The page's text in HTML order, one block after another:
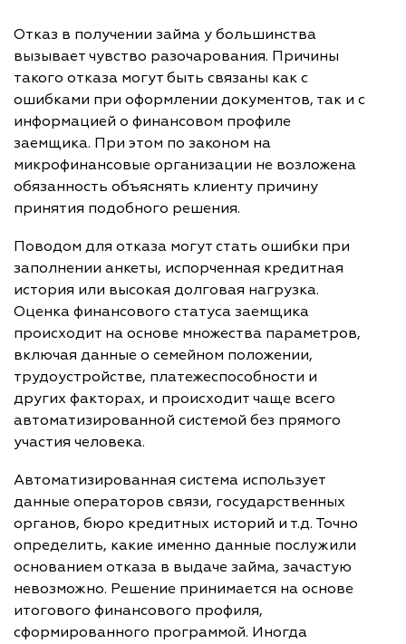
Отказ в получении займа у большинства
вызывает чувство разочарования. Причины
такого отказа могут быть связаны как с
ошибками при оформлении документов, так и с
информацией о финансовом профиле
заемщика. При этом по законом на
микрофинансовые организации не возложена
обязанность объяснять клиенту причину
принятия подобного решения.
Поводом для отказа могут стать ошибки при
заполнении анкеты, испорченная кредитная
история или высокая долговая нагрузка.
Оценка финансового статуса заемщика
происходит на основе множества параметров,
включая данные о семейном положении,
трудоустройстве, платежеспособности и
других факторах, и происходит чаще всего
автоматизированной системой без прямого
участия человека.
Автоматизированная система использует
данные операторов связи, государственных
органов, бюро кредитных историй и т.д. Точно
определить, какие именно данные послужили
основанием отказа в выдаче займа, зачастую
невозможно. Решение принимается на основе
итогового финансового профиля,
сформированного программой. Иногда